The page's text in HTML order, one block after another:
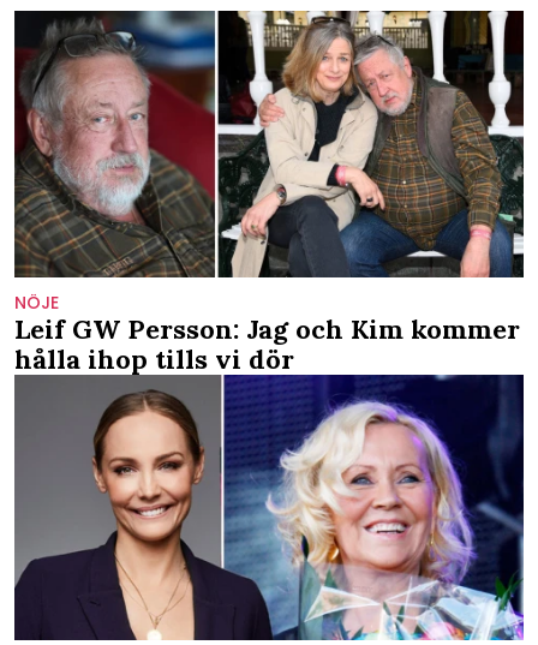
NÖJE
Leif GW Persson: Jag och Kim kommer
hålla ihop tills vi dör